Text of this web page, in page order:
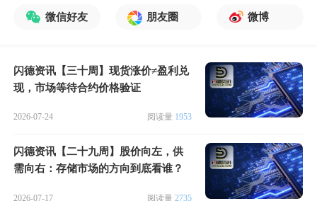
微信好友 朋友圈 微博
闪德资讯【三十周】现货涨价≠盈利兑
现，市场等待合约价格验证
2026-07-24 阅读量 1953
闪德资讯【二十九周】股价向左，供
需向右：存储市场的方向到底看谁？
2026-07-17 阅读量 2735